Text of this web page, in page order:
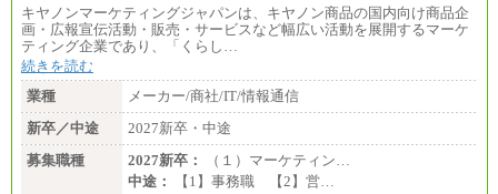
キヤノンマーケティングジャパンは、キヤノン商品の国内向け商品企
画・広報宣伝活動・販売・サービスなど幅広い活動を展開するマーケ
ティング企業であり、「くらし…
続きを読む
業種
メーカー/商社/IT/情報通信
新卒／中途
2027新卒・中途
募集職種
2027新卒：
（１）マーケティン…
中途：
【1】事務職 【2】営…